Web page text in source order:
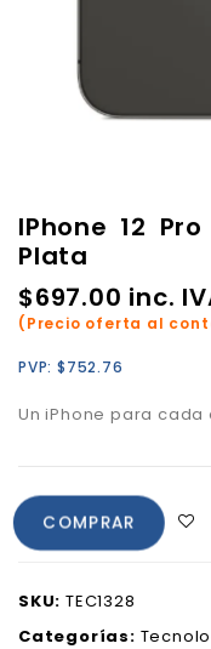
IPhone 12
Plata
$697.00 inc.
(Precio oferta al
PVP: $752.76
Un iPhone para cada
COMPRAR
SKU: TEC1328
Categorías: